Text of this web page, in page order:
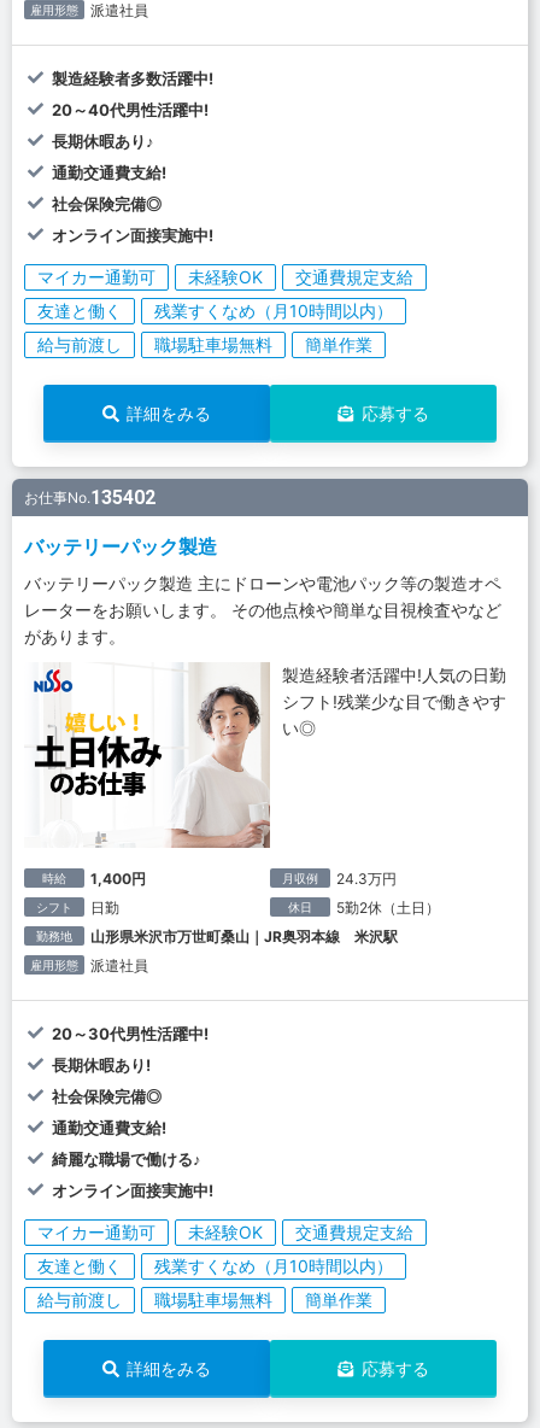
雇用形態 派遣社員
製造経験者多数活躍中!
20～40代男性活躍中!
長期休暇あり♪
通勤交通費支給!
社会保険完備◎
オンライン面接実施中!
マイカー通勤可 未経験OK
交通費規定支給
友達と働く
残業すくなめ（月10時間以内）
給与前渡し
職場駐車場無料 簡単作業
詳細をみる 応募する
お仕事No.135402
バッテリーパック製造
バッテリーパック製造 主にドローンや電池パック等の製造オペ
レーターをお願いします。 その他点検や簡単な目視検査やなど
があります。
製造経験者活躍中!人気の日勤
シフト!残業少な目で働きやす
い◎
時給 1,400円 月収例 24.3万円
シフト 日勤 休日 5勤2休（土日）
勤務地 山形県米沢市万世町桑山｜JR奥羽本線 米沢駅
雇用形態 派遣社員
20～30代男性活躍中!
長期休暇あり!
社会保険完備◎
通勤交通費支給!
綺麗な職場で働ける♪
オンライン面接実施中!
マイカー通勤可 未経験OK
交通費規定支給
友達と働く
残業すくなめ（月10時間以内）
給与前渡し
職場駐車場無料 簡単作業
詳細をみる 応募する